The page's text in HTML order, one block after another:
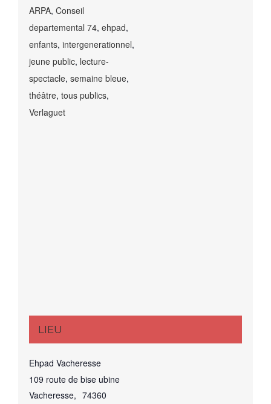
ARPA, Conseil
departemental 74, ehpad,
enfants, intergenerationnel,
jeune public, lecture-
spectacle, semaine bleue,
théâtre, tous publics,
Verlaguet
LIEU
Ehpad Vacheresse
109 route de bise ubine
Vacheresse, 74360